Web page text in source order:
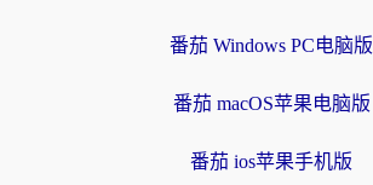
番茄 Windows PC电脑版
番茄 macOS苹果电脑版
番茄 ios苹果手机版